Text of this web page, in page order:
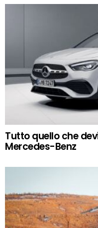
Tutto quello che
Mercedes-Benz